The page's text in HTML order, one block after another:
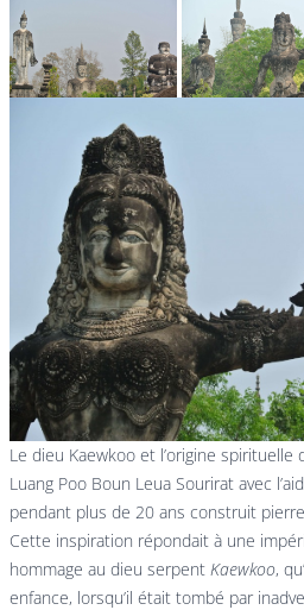
Le dieu Kaewkoo et l’origine spirituelle
Luang Poo Boun Leua Sourirat avec
pendant plus de 20 ans construit
Cette inspiration répondait à une
hommage au dieu serpent Kaewkoo,
enfance, lorsqu’il était tombé par